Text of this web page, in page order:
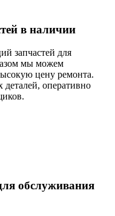
в наличии
запчастей для
мы можем
цену ремонта.
оперативно
обслуживания